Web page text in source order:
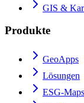
GIS &
Produkte
GeoApps
Lösungen
ESG-Maps